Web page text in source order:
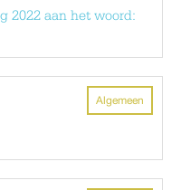
2022 aan het woord:
Algemeen